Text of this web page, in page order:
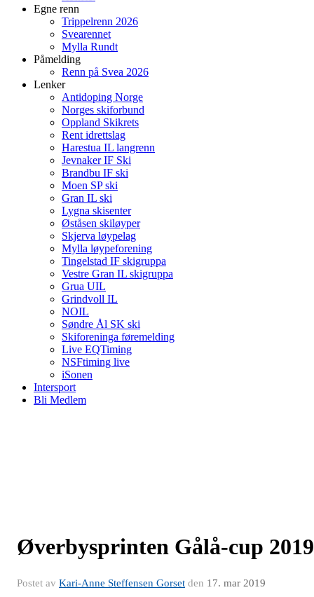
Egne renn
Trippelrenn 2026
Svearennet
Mylla Rundt
Påmelding
Renn på Svea 2026
Lenker
Antidoping Norge
Norges skiforbund
Oppland Skikrets
Rent idrettslag
Harestua IL langrenn
Jevnaker IF Ski
Brandbu IF ski
Moen SP ski
Gran IL ski
Lygna skisenter
Øståsen skiløyper
Skjerva løypelag
Mylla løypeforening
Tingelstad IF skigruppa
Vestre Gran IL skigruppa
Grua UIL
Grindvoll IL
NOIL
Søndre Ål SK ski
Skiforeninga føremelding
Live EQTiming
NSFtiming live
iSonen
Intersport
Bli Medlem
Øverbysprinten Gålå-cup 2019
Postet av Kari-Anne Steffensen Gorset den 17. mar 2019